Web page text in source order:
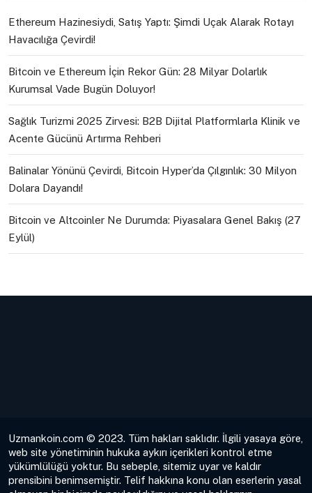
Ethereum Hazinesiydi, Satış Yaptı: Şimdi Uçak Alarak Rotayı
Havacılığa Çevirdi!
Bitcoin ve Ethereum İçin Rekor Gün: 28 Milyar Dolarlık
Kurumsal Vade Bugün Doluyor!
Sağlık Turizmi 2025 Zirvesi: B2B Dijital Platformlarla Klinik ve
Acente Gücünü Artırma Rehberi
Balinalar Yönünü Çevirdi, Bitcoin Hyper’da Çılgınlık: 30 Milyon
Dolara Dayandı!
Bitcoin ve Altcoinler Ne Durumda: Piyasalara Genel Bakış (27
Eylül)
Uzmankoin.com © 2023. Tüm hakları saklıdır. İlgili yasaya göre,
web site yönetiminin hukuka aykırı içerikleri kontrol etme
yükümlülüğü yoktur. Bu sebeple, sitemiz uyar ve kaldır
prensibini benimsemiştir. Telif hakkına konu olan eserlerin yasal